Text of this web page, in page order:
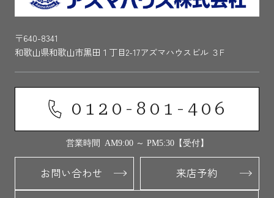
〒640-8341
和歌山県和歌山市黒田１丁目2-17アズマハウスビル ３F
0120-801-406
営業時間 AM9:00 ～ PM5:30【受付】
お問い合わせ 来店予約